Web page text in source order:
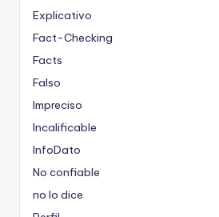
Explicativo
Fact-Checking
Facts
Falso
Impreciso
Incalificable
InfoDato
No confiable
no lo dice